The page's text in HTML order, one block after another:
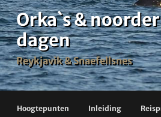
Orka`s &
dagen
Reykjavik & Snaefellsnes
Hoogtepunten Inleiding